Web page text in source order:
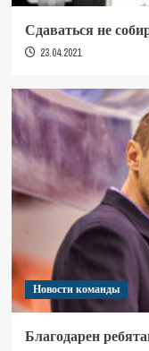
Сдаваться не
23.04.2021
Новости команды
Благодарен